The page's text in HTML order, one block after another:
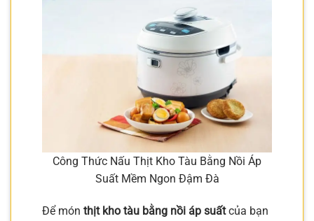
Công Thức Nấu Thịt Kho Tàu Bằng Nồi Áp
Suất Mềm Ngon Đậm Đà
Để món thịt kho tàu bằng nồi áp suấtcủa bạn